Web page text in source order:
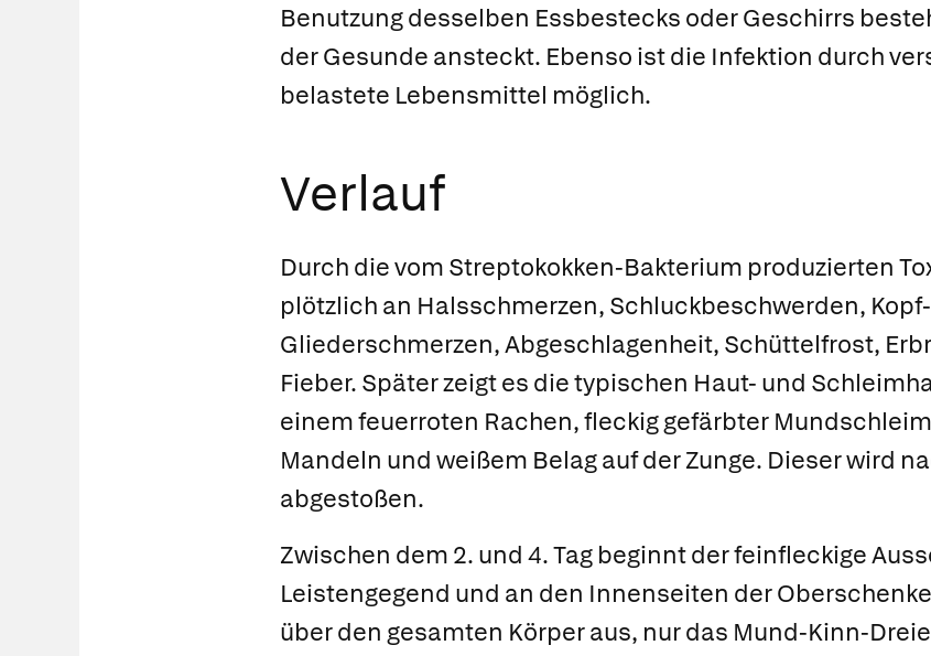
Benutzung desselben Essbestecks oder Geschirrs
der Gesunde ansteckt. Ebenso ist die Infektion durch
belastete Lebensmittel möglich.
Verlauf
Durch die vom Streptokokken-Bakterium produzierten
plötzlich an Halsschmerzen, Schluckbeschwerden,
Gliederschmerzen, Abgeschlagenheit, Schüttelfrost,
Fieber. Später zeigt es die typischen Haut- und
einem feuerroten Rachen, fleckig gefärbter
Mandeln und weißem Belag auf der Zunge. Dieser wird
abgestoßen.
Zwischen dem 2. und 4. Tag beginnt der feinfleckige
Leistengegend und an den Innenseiten der
über den gesamten Körper aus, nur das Mund-Kinn-